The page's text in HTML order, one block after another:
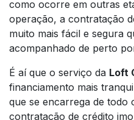
como ocorre em outras
operação, a contratação
muito mais fácil e segura
acompanhado de perto
É aí que o serviço da Loft
financiamento mais
que se encarrega de todo
contratação de crédito